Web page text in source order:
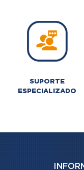
SUPORTE
ESPECIALIZADO